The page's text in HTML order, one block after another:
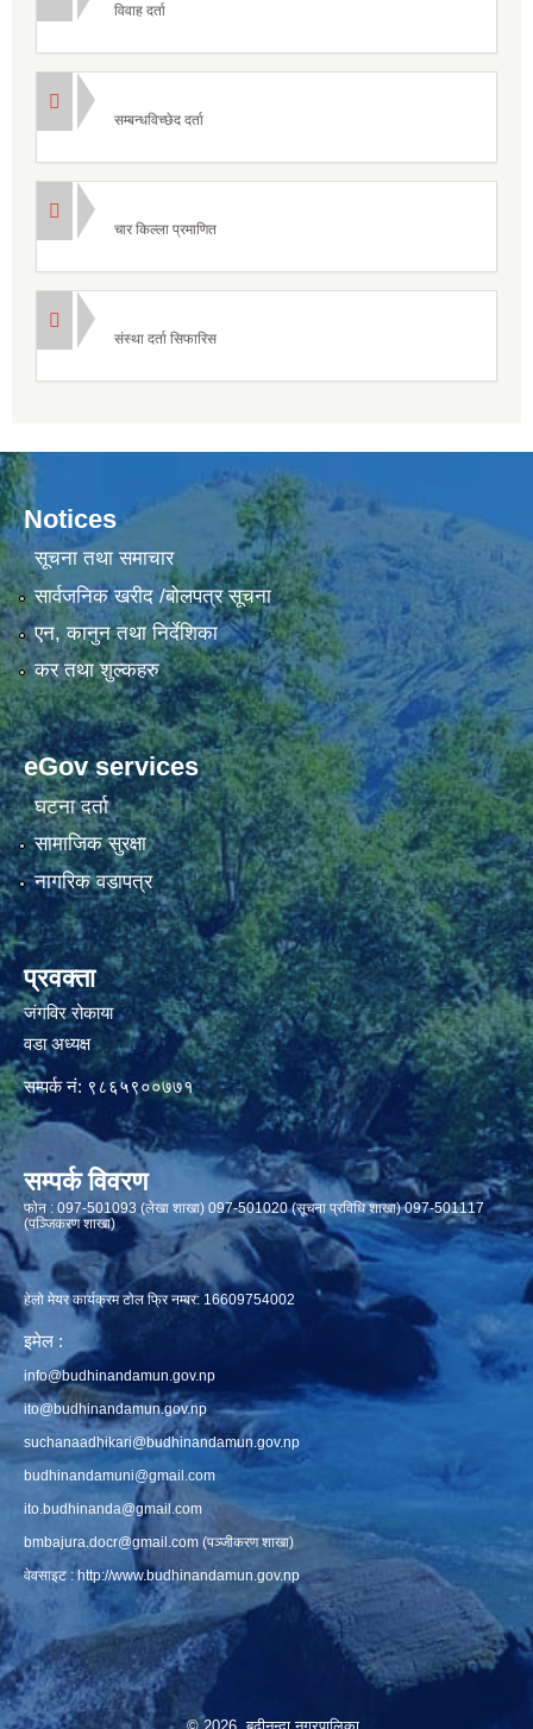
विवाह दर्ता
सम्बन्धविच्छेद दर्ता
चार किल्ला प्रमाणित
संस्था दर्ता सिफारिस
Notices
सूचना तथा समाचार
सार्वजनिक खरीद /बोलपत्र सूचना
एन, कानुन तथा निर्देशिका
कर तथा शुल्कहरु
eGov services
घटना दर्ता
सामाजिक सुरक्षा
नागरिक वडापत्र
प्रवक्ता
जंगविर रोकाया
वडा अध्यक्ष
सम्पर्क नं: ९८६५९००७७१
सम्पर्क विवरण
फाेन : 097-501093 (लेखा शाखा) 097-501020 (सूचना प्रविधि शाखा) 097-501117
(पञ्जिकरण शाखा)
हेलो मेयर कार्यक्रम टोल फ्रि नम्बर: 16609754002
इमेल :
info@budhinandamun.gov.np
ito@budhinandamun.gov.np
suchanaadhikari@budhinandamun.gov.np
budhinandamuni@gmail.com
ito.budhinanda@gmail.com
bmbajura.docr@gmail.com (पञ्जीकरण शाखा)
वेवसाइट :http://www.budhinandamun.gov.np